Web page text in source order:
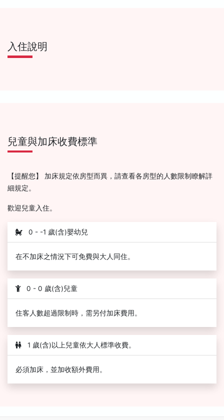
入住說明
兒童與加床收費標準
【提醒您】 加床規定依房型而異，請查看各房型的人數限制瞭解詳
細規定。
歡迎兒童入住。
0 - -1 歲(含)嬰幼兒
在不加床之情況下可免費與大人同住。
0 - 0 歲(含)兒童
住客人數超過限制時，需另付加床費用。
1 歲(含)以上兒童依大人標準收費。
必須加床，並加收額外費用。